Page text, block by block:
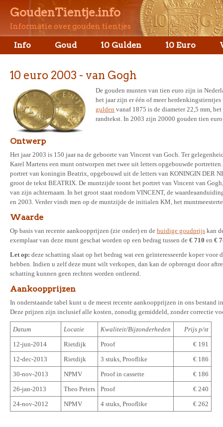
GoudenTientje.info
Informatie over gouden tientjes
Info Goud 10 Gulden 10 Euro
10 euro 2003 - van Gogh
De gouden munten van tien euro zijn in
het jaar zijn er één of meer
gulden vanaf 1875 is de diameter 22,5 mm,
randtekst. In 2003 zijn 20000 gouden tien
Ontwerp
Het jaar 2003 is 150 jaar na de geboorte van Vincent van Goch. Ter
Karel Martens een munt ontworpen met twee uit letters opgebouwde
portret van koningin Beatrix, opgebouwd uit de letters van KONINGIN DER
groot de tekst BEATRIX. De muntzijde toont het portret van Vincent van
van zijn achternaam. In het groot staat rondom VINCENT, de
en 2003. Verder vindt men op de muntzijde de initialen KM, het
Waarde
Op basis van recente aankoopprijzen (zie onder) en de huidige goudprijs kan
exemplaar van deze munt geschat worden op een bedrag tussen de € 710 en €
Let op: deze schatting slaat op het bedrag wat een geïnteresseerde koper voor
hebben. Indien u zelf deze munt wilt verkopen, dan kan de opbrengst door
schatting kunnen geen rechten worden ontleend.
Aankoopprijzen
In onderstaande tabel kunt u de meest recente aankoopprijzen in ons bestand
Deze prijzen zijn inclusief alle kosten, zonodig gemiddeld, zonder correctie
Datum Locatie Kwaliteit/Bijzonderheden
Prijs p/st
12-jun-2014
Rietdijk Proof
€ 191
12-dec-2013
Rietdijk 3 stuks, Prooflike
€ 186
30-nov-2013
NPMV Proof in cassette
€ 186
26-jan-2013
Theo Peters Proof
€ 240
24-nov-2012
NPMV 4 stuks, Prooflike € 262